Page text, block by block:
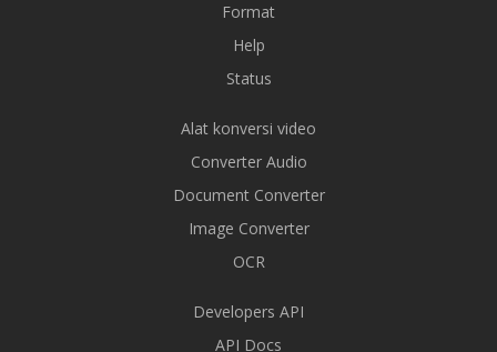
Format
Help
Status
Alat konversi video
Converter Audio
Document Converter
Image Converter
OCR
Developers API
API Docs